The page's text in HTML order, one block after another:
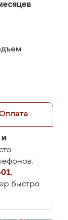
и
01,
быстро